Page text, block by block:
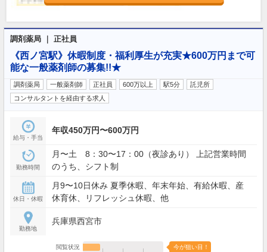
調剤薬局 ｜ 正社員
《西ノ宮駅》休暇制度・福利厚生が充実★600万円まで可
能な一般薬剤師の募集!!★
調剤薬局 一般薬剤師 正社員 600万以上 駅5分
託児所
コンサルタントを経由する求人
給与・手当
年収450万円〜600万円
勤務時間
月〜土 8：30〜17：00（夜診あり） 上記営業時間
のうち、シフト制
休日・休暇
月9〜10日休み 夏季休暇、年末年始、有給休暇、産
休育休、リフレッシュ休暇、他
勤務地
兵庫県西宮市
閲覧状況 今が狙い目！